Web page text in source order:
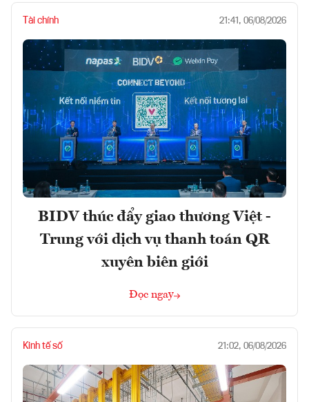
Tài chính 21:41, 06/08/2026
BIDV thúc đẩy giao thương Việt -
Trung với dịch vụ thanh toán QR
xuyên biên giới
Đọc ngay
Kinh tế số 21:02, 06/08/2026